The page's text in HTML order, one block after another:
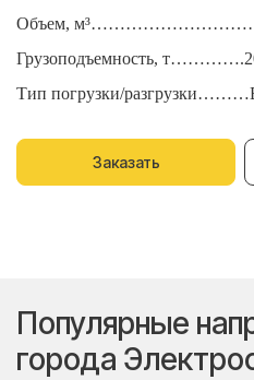
Объем,
Грузоподъемность,
Тип погрузки/
Заказать
Популярные
города